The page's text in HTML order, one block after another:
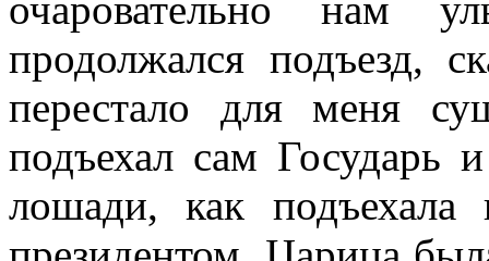
очаровательно нам
продолжался подъезд,
перестало для меня
подъехал сам Государь
лошади, как